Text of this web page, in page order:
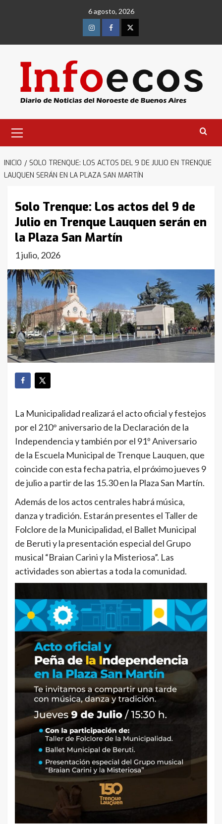
6 agosto, 2026
InstagramFacebookTwitter
primario
INICIO
SOLO TRENQUE: LOS ACTOS DEL 9 DE JULIO EN TRENQUE
LAUQUEN SERÁN EN LA PLAZA SAN MARTÍN
Solo Trenque: Los actos del 9 de
Julio en Trenque Lauquen serán en
la Plaza San Martín
1 julio, 2026
La Municipalidad realizará el acto oficial y festejos
por el 210° aniversario de la Declaración de la
Independencia y también por el 91º Aniversario
de la Escuela Municipal de Trenque Lauquen, que
coincide con esta fecha patria, el próximo jueves 9
de julio a partir de las 15.30 en la Plaza San Martín.
Además de los actos centrales habrá música,
danza y tradición. Estarán presentes el Taller de
Folclore de la Municipalidad, el Ballet Municipal
de Beruti y la presentación especial del Grupo
musical “Braian Carini y la Misteriosa”. Las
actividades son abiertas a toda la comunidad.